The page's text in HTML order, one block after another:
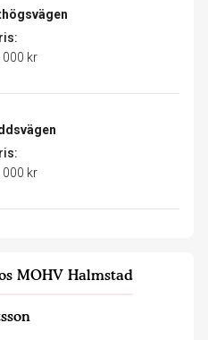
000 kr
000 kr
MOHV Halmstad